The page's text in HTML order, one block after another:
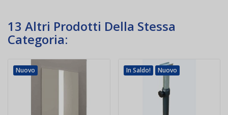
13 Altri Prodotti Della Stessa
Categoria:
Nuovo In Saldo! Nuovo